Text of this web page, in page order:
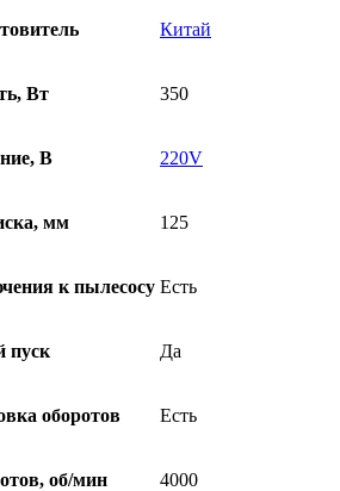
Китай
Вт 350
В 220V
мм 125
к пылесосу Есть
пуск Да
оборотов Есть
об/мин 4000